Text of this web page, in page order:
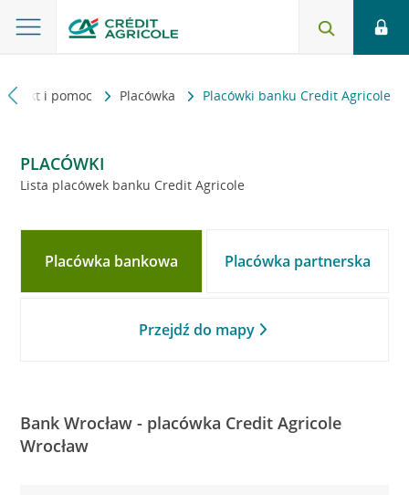
i pomoc Placówka Placówki banku Credit Agricole
PLACÓWKI
Lista placówek banku Credit Agricole
Placówka bankowa Placówka partnerska
Przejdź do mapy
Bank Wrocław - placówka Credit Agricole
Wrocław